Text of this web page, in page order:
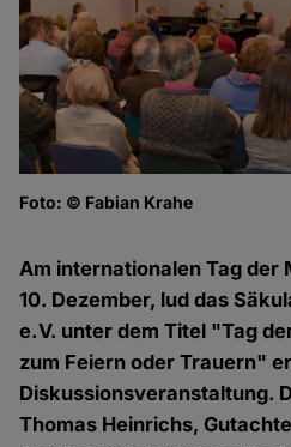
Foto: © Fabian Krahe
Am internationalen Tag der
10. Dezember, lud das
e.V. unter dem Titel "Tag
zum Feiern oder Trauern"
Diskussionsveranstaltung.
Thomas Heinrichs,